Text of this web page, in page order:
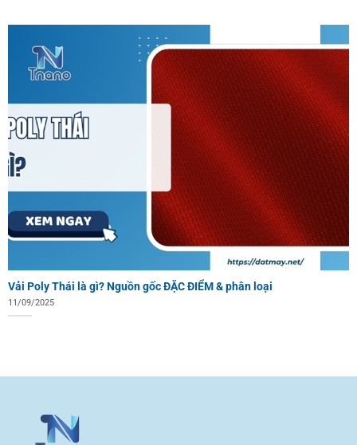
Vải Poly Thái là gì? Nguồn gốc ĐẶC ĐIỂM & phân loại
11/09/2025